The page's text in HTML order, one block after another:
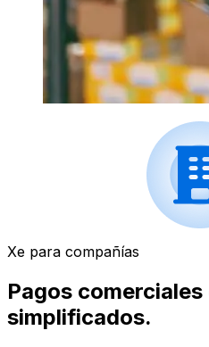
Xe para compañías
Pagos
simplificados.